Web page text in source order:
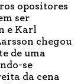
opositores
ser
e Karl
chegou
de uma
se
da cena